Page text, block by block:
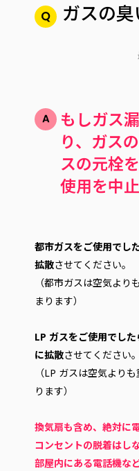
ガスの臭
もしガス
り、ガス
スの元栓
使用を中
都市ガスをご使用でし
拡散させてください。
（都市ガスは空気よ
まります）
LP ガスをご使用でし
に拡散させてください。
（LP ガスは空気より
ります）
換気扇も含め、絶対に
コンセントの脱着はし
部屋内にある電話機な